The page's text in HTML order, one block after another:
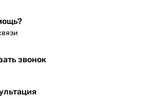
звонок